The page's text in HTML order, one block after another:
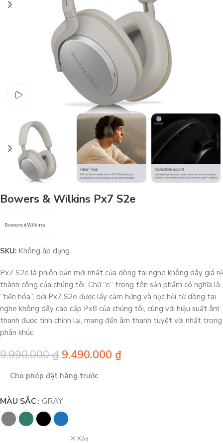
Bowers & Wilkins Px7 S2e
SKU: Không áp dụng
Px7 S2e là phiên bản mới nhất của dòng tai nghe không dây giá rẻ
thành công của chúng tôi. Chữ “e” trong tên sản phẩm có nghĩa là
“tiến hóa”, bởi Px7 S2e được lấy cảm hứng và học hỏi từ dòng tai
nghe không dây cao cấp Px8 của chúng tôi, cùng với hiệu suất âm
thanh được tinh chỉnh lại, mang đến âm thanh tuyệt vời nhất trong
phân khúc.
9.990.000₫ 9.490.000 ₫
Cho phép đặt hàng trước
MÀU SẮC GRAY
Xóa